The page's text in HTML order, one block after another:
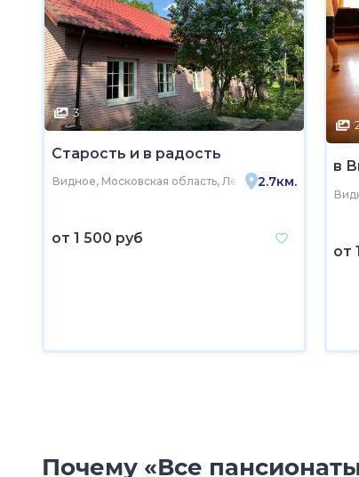
3
Старость и в радость
Видное, Московская область, Ленинский городской
2.7км.
от 1 500 руб
в
от
Почему «Все